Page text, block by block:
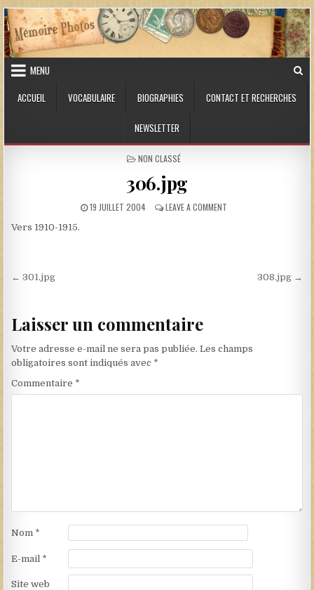
Skip to content
MENU
ACCUEIL
VOCABULAIRE BIOGRAPHIES CONTACT ET RECHERCHES
NEWSLETTER
POSTED IN
NON CLASSÉ
306.jpg
PUBLISHED DATE:
19 JUILLET 2004 LEAVE A COMMENTON 306.JPG
Vers 1910-1915.
Navigation de l’article
← 301.jpg 308.jpg →
Laisser un commentaire
Votre adresse e-mail ne sera pas publiée. Les champs
obligatoires sont indiqués avec *
Commentaire *
Nom *
E-mail *
Site web